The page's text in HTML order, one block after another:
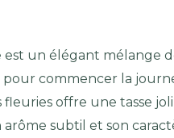
est un élégant mélange
pour commencer la
offre une tasse
arôme subtil et son